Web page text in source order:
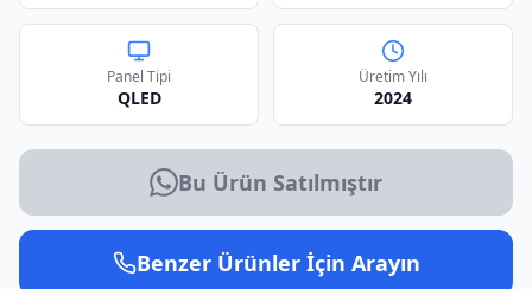
Panel Tipi
QLED
Üretim Yılı
2024
Bu Ürün Satılmıştır
Benzer Ürünler İçin Arayın